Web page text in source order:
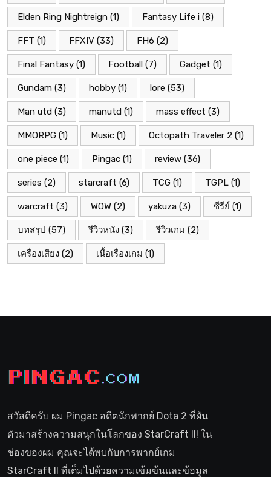
Elden Ring Nightreign (1) Fantasy Life i (8)
FFT (1) FFXIV (33) FH6 (2)
Final Fantasy (1) Football (7) Gadget (1)
Gundam (3) hobby (1) lore (53)
Man utd (3) manutd (1) mass effect (3)
MMORPG (1) Music (1) Octopath Traveler 2 (1)
one piece (1) Pingac (1) review (36)
series (2) starcraft (6) TCG (1) TGPL (1)
warcraft (3) WOW (2) yakuza (3) ซีรีย์ (1)
บทสรุป (57) รีวิวหนัง (3) รีวิวเกม (2)
เครื่องเสียง (2) เนื้อเรื่องเกม (1)
สวัสดีครับ ผม Pingac อดีตนักพากย์ Dota 2 ที่ผัน
ตัวมาสร้างความสนุกในโลกของ StarCraft II! ใน
ช่องของผม คุณจะได้พบกับการพากย์เกม
StarCraft II ที่เต็มไปด้วยความเข้มข้นและข้อมูล